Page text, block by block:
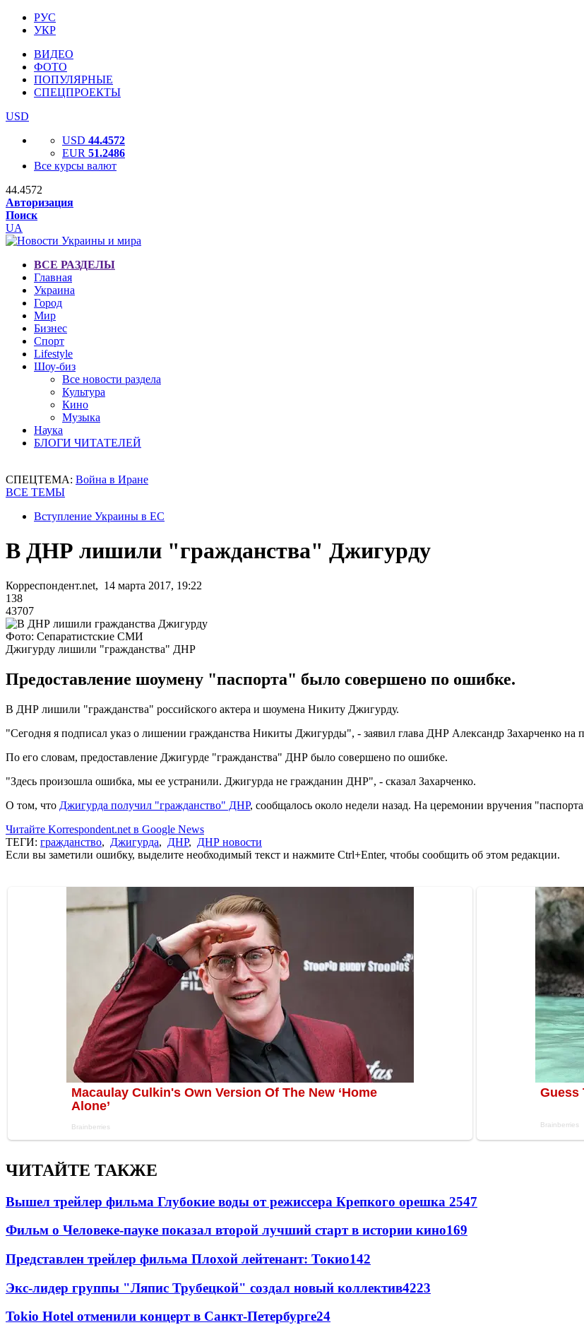
РУС
УКР
ВИДЕО
ФОТО
ПОПУЛЯРНЫЕ
СПЕЦПРОЕКТЫ
USD
USD 44.4572
EUR 51.2486
Все курсы валют
44.4572
Авторизация
Поиск
UA
ВСЕ РАЗДЕЛЫ
Главная
Украина
Город
Мир
Бизнес
Спорт
Lifestyle
Шоу-биз
Все новости раздела
Культура
Кино
Музыка
Наука
БЛОГИ ЧИТАТЕЛЕЙ
СПЕЦТЕМА: Война в Иране
ВСЕ ТЕМЫ
Вступление Украины в ЕС
В ДНР лишили "гражданства" Джигурду
Корреспондент.net, 14 марта 2017, 19:22
138
43707
Фото: Сепаратистские СМИ
Джигурду лишили "гражданства" ДНР
Предоставление шоумену "паспорта" было совершено по ошибке.
В ДНР лишили "гражданства" российского актера и шоумена Никиту Джигурду.
"Сегодня я подписал указ о лишении гражданства Никиты Джигурды", - заявил глава ДНР Александр Захарченко на
По его словам, предоставление Джигурде "гражданства" ДНР было совершено по ошибке.
"Здесь произошла ошибка, мы ее устранили. Джигурда не гражданин ДНР", - сказал Захарченко.
О том, что Джигурда получил "гражданство" ДНР, сообщалось около недели назад. На церемонии вручения
Читайте Korrespondent.net в Google News
ТЕГИ: гражданство, Джигурда, ДНР, ДНР новости
Если вы заметили ошибку, выделите необходимый текст и нажмите Ctrl+Enter, чтобы сообщить об этом редакции.
ЧИТАЙТЕ ТАКЖЕ
Вышел трейлер фильма Глубокие воды от режиссера Крепкого орешка 2547
Фильм о Человеке-пауке показал второй лучший старт в истории кино169
Представлен трейлер фильма Плохой лейтенант: Токио142
Экс-лидер группы "Ляпис Трубецкой" создал новый коллектив4223
Tokio Hotel отменили концерт в Санкт-Петербурге24